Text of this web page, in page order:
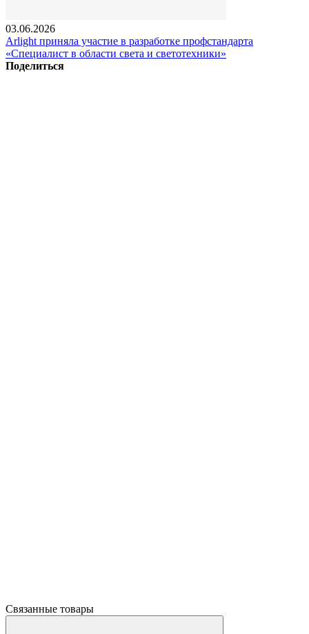
03.06.2026
Arlight приняла участие в разработке профстандарта
«Специалист в области света и светотехники»
Поделиться
Связанные товары